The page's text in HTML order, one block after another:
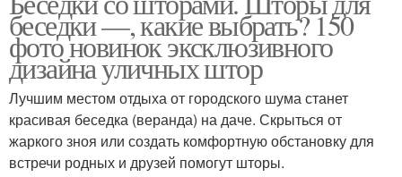
беседки —, какие выбрать? 150
фото новинок эксклюзивного
дизайна уличных штор
Лучшим местом отдыха от городского шума станет
красивая беседка (веранда) на даче. Скрыться от
жаркого зноя или создать комфортную обстановку для
встречи родных и друзей помогут шторы.